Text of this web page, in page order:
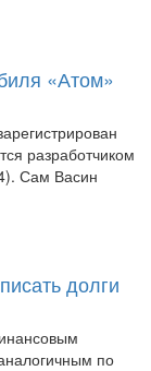
разработчиком
Сам Васин
по
граждан,
холле».